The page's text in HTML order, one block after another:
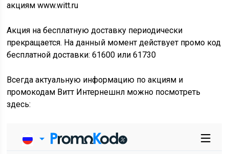
акциям www.witt.ru
Акция на бесплатную доставку периодически
прекращается. На данный момент действует промо код
бесплатной доставки: 61600 или 61730
Всегда актуальную информацию по акциям и
промокодам Витт Интернешнл можно посмотреть
здесь: